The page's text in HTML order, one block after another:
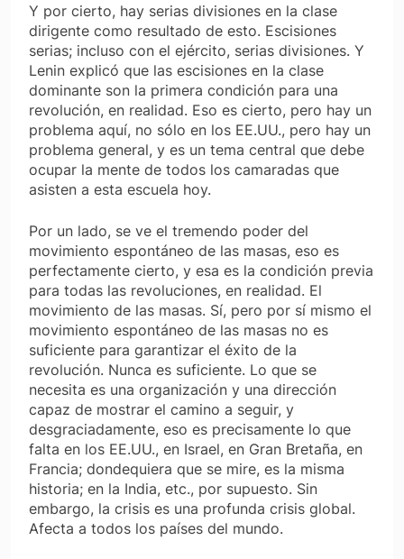
Y por cierto, hay serias divisiones en la clase
dirigente como resultado de esto. Escisiones
serias; incluso con el ejército, serias divisiones. Y
Lenin explicó que las escisiones en la clase
dominante son la primera condición para una
revolución, en realidad. Eso es cierto, pero hay un
problema aquí, no sólo en los EE.UU., pero hay un
problema general, y es un tema central que debe
ocupar la mente de todos los camaradas que
asisten a esta escuela hoy.
Por un lado, se ve el tremendo poder del
movimiento espontáneo de las masas, eso es
perfectamente cierto, y esa es la condición previa
para todas las revoluciones, en realidad. El
movimiento de las masas. Sí, pero por sí mismo el
movimiento espontáneo de las masas no es
suficiente para garantizar el éxito de la
revolución. Nunca es suficiente. Lo que se
necesita es una organización y una dirección
capaz de mostrar el camino a seguir, y
desgraciadamente, eso es precisamente lo que
falta en los EE.UU., en Israel, en Gran Bretaña, en
Francia; dondequiera que se mire, es la misma
historia; en la India, etc., por supuesto. Sin
embargo, la crisis es una profunda crisis global.
Afecta a todos los países del mundo.